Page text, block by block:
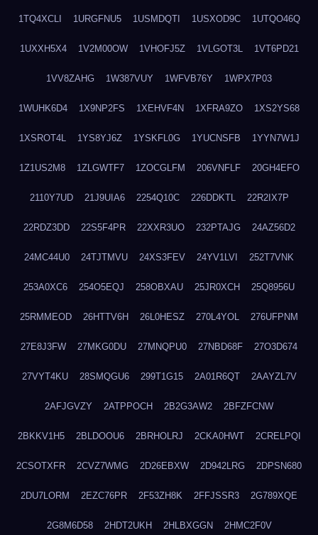
1TQ4XCLI 1URGFNU5 1USMDQTI 1USXOD9C 1UTQO46Q
1UXXH5X4 1V2M00OW 1VHOFJ5Z 1VLGOT3L 1VT6PD21
1VV8ZAHG 1W387VUY 1WFVB76Y 1WPX7P03
1WUHK6D4 1X9NP2FS 1XEHVF4N 1XFRA9ZO 1XS2YS68
1XSROT4L 1YS8YJ6Z 1YSKFL0G 1YUCNSFB 1YYN7W1J
1Z1US2M8 1ZLGWTF7 1ZOCGLFM 206VNFLF 20GH4EFO
2110Y7UD 21J9UIA6 2254Q10C 226DDKTL 22R2IX7P
22RDZ3DD 22S5F4PR 22XXR3UO 232PTAJG 24AZ56D2
24MC44U0 24TJTMVU 24XS3FEV 24YV1LVI 252T7VNK
253A0XC6 254O5EQJ 258OBXAU 25JR0XCH 25Q8956U
25RMMEOD 26HTTV6H 26L0HESZ 270L4YOL 276UFPNM
27E8J3FW 27MKG0DU 27MNQPU0 27NBD68F 27O3D674
27VYT4KU 28SMQGU6 299T1G15 2A01R6QT 2AAYZL7V
2AFJGVZY 2ATPPOCH 2B2G3AW2 2BFZFCNW
2BKKV1H5 2BLDOOU6 2BRHOLRJ 2CKA0HWT 2CRELPQI
2CSOTXFR 2CVZ7WMG 2D26EBXW 2D942LRG 2DPSN680
2DU7LORM 2EZC76PR 2F53ZH8K 2FFJSSR3 2G789XQE
2G8M6D58 2HDT2UKH 2HLBXGGN 2HMC2F0V